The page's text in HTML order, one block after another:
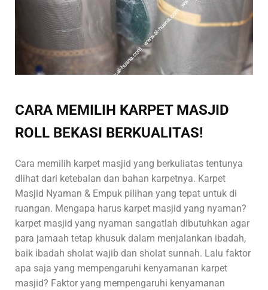
CARA MEMILIH KARPET MASJID
ROLL BEKASI BERKUALITAS!
Cara memilih karpet masjid yang berkuliatas tentunya
dlihat dari ketebalan dan bahan karpetnya. Karpet
Masjid Nyaman & Empuk pilihan yang tepat untuk di
ruangan. Mengapa harus karpet masjid yang nyaman?
karpet masjid yang nyaman sangatlah dibutuhkan agar
para jamaah tetap khusuk dalam menjalankan ibadah,
baik ibadah sholat wajib dan sholat sunnah. Lalu faktor
apa saja yang mempengaruhi kenyamanan karpet
masjid? Faktor yang mempengaruhi kenyamanan